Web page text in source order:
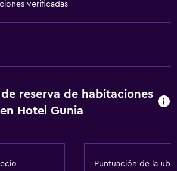
las instalaciones
verificadas
reserva de habitaciones
en Hotel Gunia
Puntuación de la